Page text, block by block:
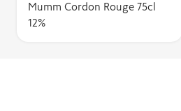
Mumm Cordon Rouge 75cl
12%